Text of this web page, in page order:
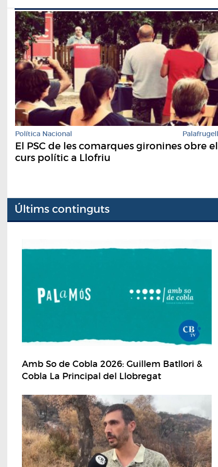
Política Nacional Palafrugell
El PSC de les comarques gironines obre el
curs polític a Llofriu
Últims continguts
Amb So de Cobla 2026: Guillem Batllori &
Cobla La Principal del Llobregat